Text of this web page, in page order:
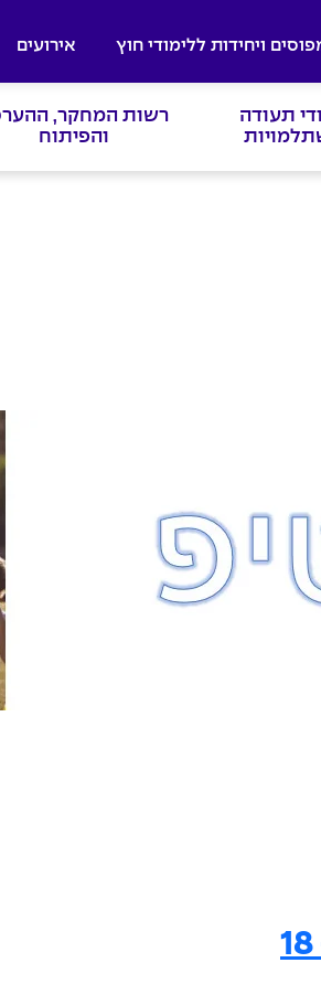
ויחידות ללימודי חוץ
אירועים
תעודה
רשות המחקר,
והפיתוח